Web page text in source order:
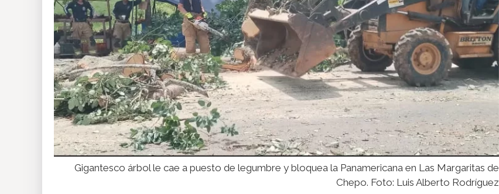
Gigantesco árbol le cae a puesto de legumbre y bloquea la Panamericana en Las Margaritas de
Chepo. Foto: Luis Alberto Rodríguez